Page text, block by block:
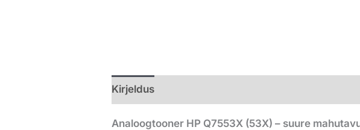
Kirjeldus
Analoogtooner HP Q7553X (53X) – suure